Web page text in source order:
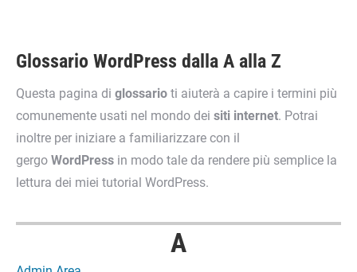
Glossario WordPress dalla A alla Z
Questa pagina di glossario ti aiuterà a capire i termini più
comunemente usati nel mondo dei siti internet. Potrai
inoltre per iniziare a familiarizzare con il
gergo WordPress in modo tale da rendere più semplice la
lettura dei miei tutorial WordPress.
A